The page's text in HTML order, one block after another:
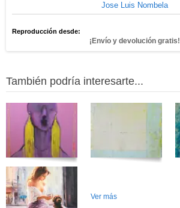
Jose Luis Nombela
Reproducción desde:
¡Envío y devolución gratis!
También podría interesarte...
Ver más